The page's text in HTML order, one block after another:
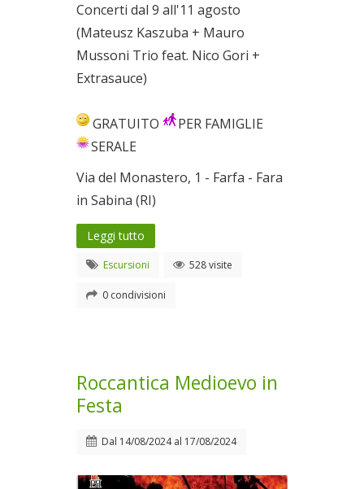
Concerti dal 9 all'11 agosto
(Mateusz Kaszuba + Mauro
Mussoni Trio feat. Nico Gori +
Extrasauce)
GRATUITO
PER FAMIGLIE
SERALE
Via del Monastero, 1 - Farfa - Fara
in Sabina (RI)
Leggi tutto
Escursioni 528 visite
0 condivisioni
Roccantica Medioevo in
Festa
Dal 14/08/2024al 17/08/2024